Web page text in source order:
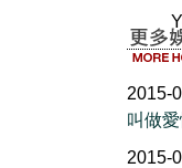
2015-
叫做愛
2015-